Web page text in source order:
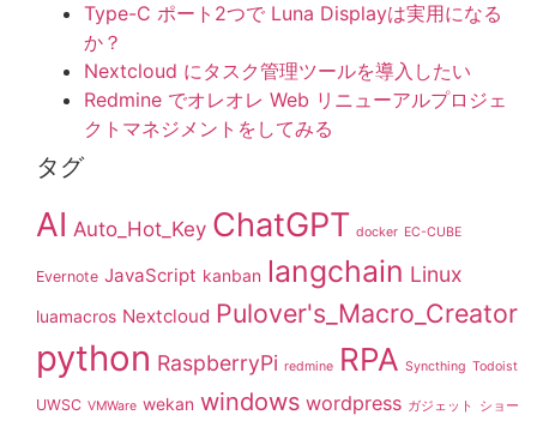
Type-C ポート2つで Luna Displayは実用になる
か？
Nextcloud にタスク管理ツールを導入したい
Redmine でオレオレ Web リニューアルプロジェ
クトマネジメントをしてみる
タグ
AI Auto_Hot_Key ChatGPT docker EC-CUBE
Evernote JavaScript kanban langchain Linux
luamacros Nextcloud Pulover's_Macro_Creator
python RaspberryPi redmine RPA Syncthing Todoist
UWSC VMWare wekan windows wordpress ガジェット ショー